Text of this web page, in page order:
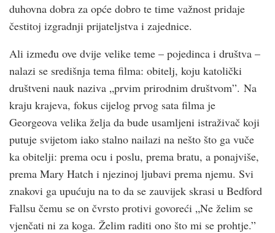
duhovna dobra za opće dobro te time važnost pridaje
čestitoj izgradnji prijateljstva i zajednice.
Ali između ove dvije velike teme – pojedinca i društva –
nalazi se središnja tema filma: obitelj, koju katolički
društveni nauk naziva „prvim prirodnim društvom”. Na
kraju krajeva, fokus cijelog prvog sata filma je
Georgeova velika želja da bude usamljeni istraživač koji
putuje svijetom iako stalno nailazi na nešto što ga vuče
ka obitelji: prema ocu i poslu, prema bratu, a ponajviše,
prema Mary Hatch i njezinoj ljubavi prema njemu. Svi
znakovi ga upućuju na to da se zauvijek skrasi u Bedford
Fallsu čemu se on čvrsto protivi govoreći „Ne želim se
vjenčati ni za koga. Želim raditi ono što mi se prohtje.”